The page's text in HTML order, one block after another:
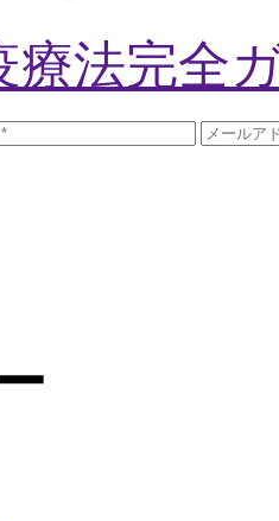
療法完全